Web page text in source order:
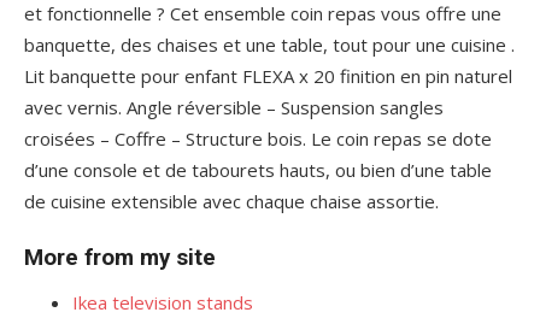
et fonctionnelle ? Cet ensemble coin repas vous offre une
banquette, des chaises et une table, tout pour une cuisine .
Lit banquette pour enfant FLEXA x 20 finition en pin naturel
avec vernis. Angle réversible – Suspension sangles
croisées – Coffre – Structure bois. Le coin repas se dote
d’une console et de tabourets hauts, ou bien d’une table
de cuisine extensible avec chaque chaise assortie.
More from my site
Ikea television stands